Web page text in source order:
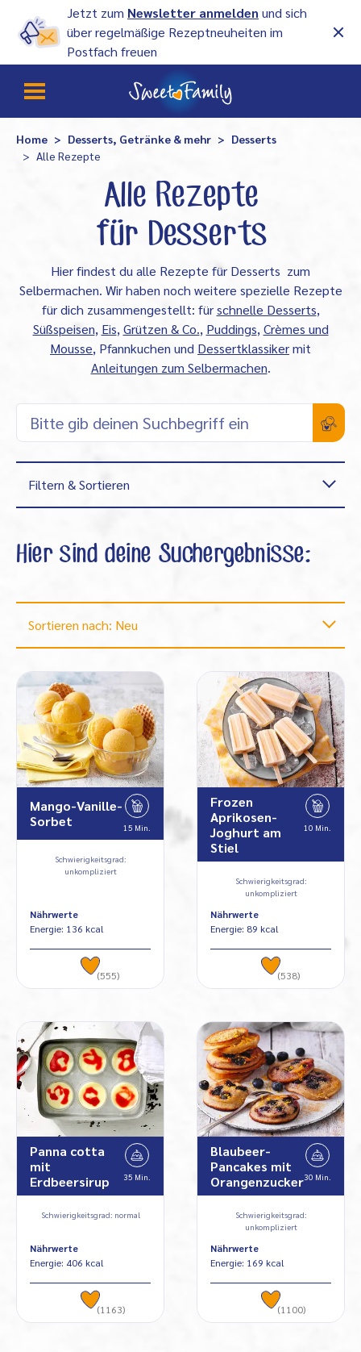
Jetzt zum Newsletter anmelden und sich
über regelmäßige Rezeptneuheiten im
Postfach freuen
Home Desserts, Getränke & mehr
Desserts
Alle Rezepte
Alle Rezepte
für Desserts
Hier findest du alle Rezepte für Desserts zum
Selbermachen. Wir haben noch weitere spezielle Rezepte
für dich zusammengestellt: fürschnelle Desserts,
Süßspeisen, Eis, Grützen & Co., Puddings, Crèmes und
Mousse, Pfannkuchen und Dessertklassikermit
Anleitungen zum Selbermachen.
Filtern & Sortieren
Hier sind deine Suchergebnisse:
Sortieren nach: Neu
Mango-Vanille-
Sorbet
15 Min.
Schwierigkeitsgrad:
unkompliziert
Nährwerte
Energie: 136 kcal
(555)
Frozen
Aprikosen-
Joghurt am
Stiel
10 Min.
Schwierigkeitsgrad:
unkompliziert
Nährwerte
Energie: 89 kcal
(538)
Panna cotta
mit
Erdbeersirup
35 Min.
Schwierigkeitsgrad: normal
Nährwerte
Energie: 406 kcal
(1163)
Blaubeer-
Pancakes mit
Orangenzucker30 Min.
Schwierigkeitsgrad:
unkompliziert
Nährwerte
Energie: 169 kcal
(1100)